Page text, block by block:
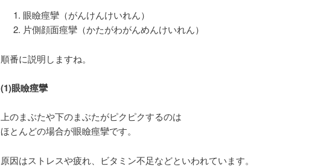
眼瞼痙攣（がんけんけいれん）
片側顔面痙攣（かたがわがんめんけいれん）
順番に説明しますね。
(1)眼瞼痙攣
上のまぶたや下のまぶたがピクピクするのは
ほとんどの場合が眼瞼痙攣です。
原因はストレスや疲れ、ビタミン不足などといわれています。